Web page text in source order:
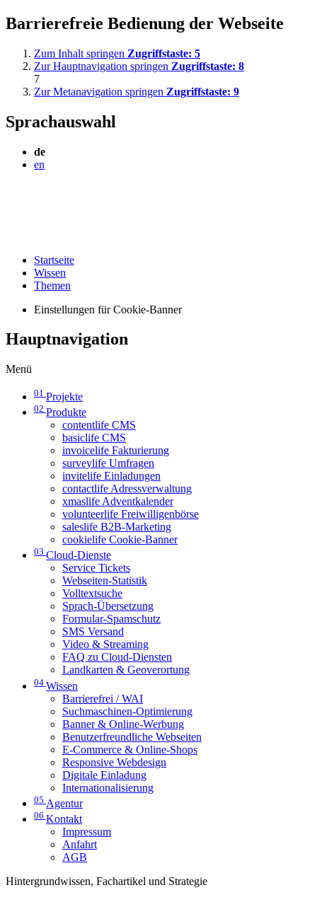
Barrierefreie Bedienung der Webseite
Zum Inhalt springen Zugriffstaste: 5
Zur Hauptnavigation springen Zugriffstaste: 8
7
Zur Metanavigation springen Zugriffstaste: 9
Sprachauswahl
de
en
Startseite
Wissen
Themen
Einstellungen für Cookie-Banner
Hauptnavigation
Menü
01 Projekte
02 Produkte
contentlife CMS
basiclife CMS
invoicelife Fakturierung
surveylife Umfragen
invitelife Einladungen
contactlife Adressverwaltung
xmaslife Adventkalender
volunteerlife Freiwilligenbörse
saleslife B2B-Marketing
cookielife Cookie-Banner
03 Cloud-Dienste
Service Tickets
Webseiten-Statistik
Volltextsuche
Sprach-Übersetzung
Formular-Spamschutz
SMS Versand
Video & Streaming
FAQ zu Cloud-Diensten
Landkarten & Geoverortung
04 Wissen
Barrierefrei / WAI
Suchmaschinen-Optimierung
Banner & Online-Werbung
Benutzerfreundliche Webseiten
E-Commerce & Online-Shops
Responsive Webdesign
Digitale Einladung
Internationalisierung
05 Agentur
06 Kontakt
Impressum
Anfahrt
AGB
Hintergrundwissen, Fachartikel und Strategie